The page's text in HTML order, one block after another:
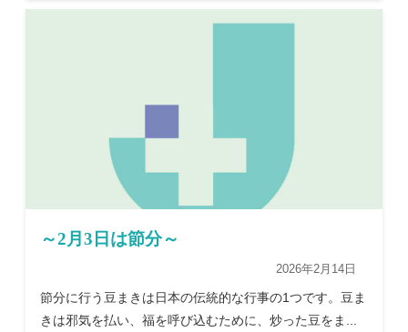
～2月3日は節分～
2026年2月14日
節分に行う豆まきは日本の伝統的な行事の1つです。豆ま
きは邪気を払い、福を呼び込むために、炒った豆をま...